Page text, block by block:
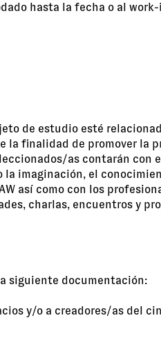
hasta la fecha o al
de estudio esté
la finalidad de promover la
as contarán con
imaginación, el
así como con los
charlas, encuentros y
siguiente documentación:
y/o a creadores/as del